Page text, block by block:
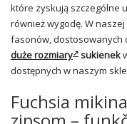
które zyskują szczególne
również wygodę. W
fasonów, dostosowanych
duże rozmiary
sukienek
dostępnych w naszym
Fuchsia